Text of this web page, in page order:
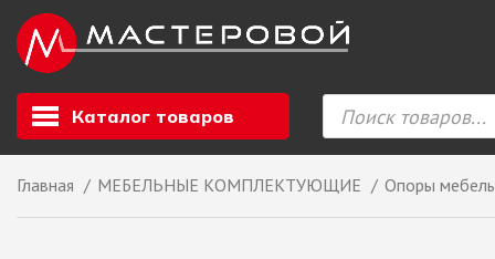
Каталог товаров
Листовой
Главная МЕБЕЛЬНЫЕ КОМПЛЕКТУЮЩИЕ Опоры